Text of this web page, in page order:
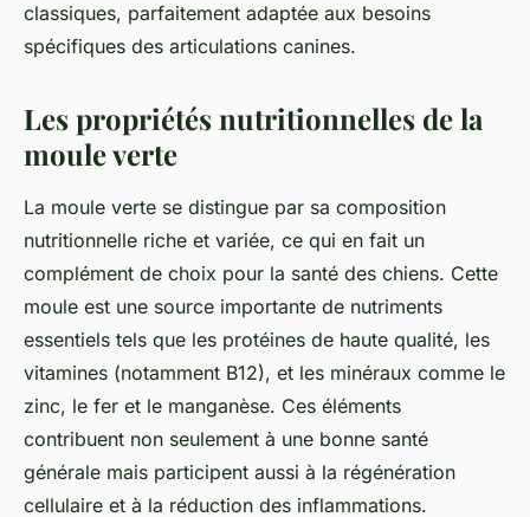
classiques, parfaitement adaptée aux besoins
spécifiques des articulations canines.
Les propriétés nutritionnelles de la
moule verte
La moule verte se distingue par sa composition
nutritionnelle riche et variée, ce qui en fait un
complément de choix pour la santé des chiens. Cette
moule est une source importante de nutriments
essentiels tels que les protéines de haute qualité, les
vitamines (notamment B12), et les minéraux comme le
zinc, le fer et le manganèse. Ces éléments
contribuent non seulement à une bonne santé
générale mais participent aussi à la régénération
cellulaire et à la réduction des inflammations.